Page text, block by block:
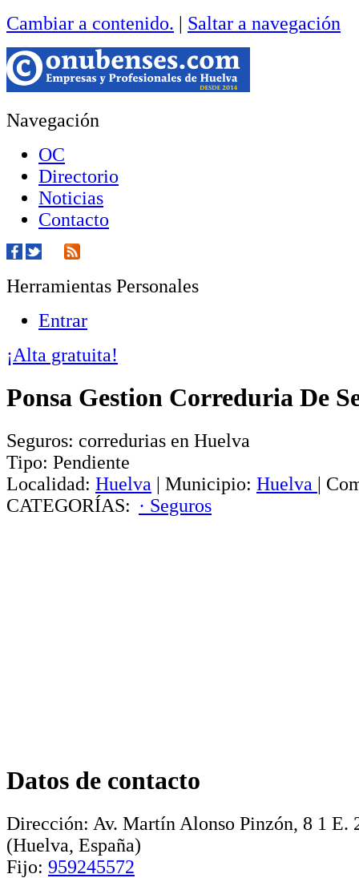
Cambiar a contenido. | Saltar a navegación
Navegación
OC
Directorio
Noticias
Contacto
Herramientas Personales
Entrar
¡Alta gratuita!
Ponsa Gestion Correduria De
Seguros: corredurias en Huelva
Tipo: Pendiente
Localidad: Huelva | Municipio: Huelva |
CATEGORÍAS: · Seguros
Datos de contacto
Dirección: Av. Martín Alonso Pinzón, 8 1 E.
(Huelva, España)
Fijo: 959245572